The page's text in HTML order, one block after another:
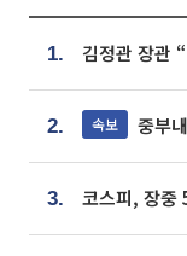
1.
2. 속보 중부
3.